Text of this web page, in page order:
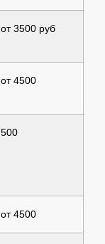
от 3500 руб
от 4500
500
от 4500